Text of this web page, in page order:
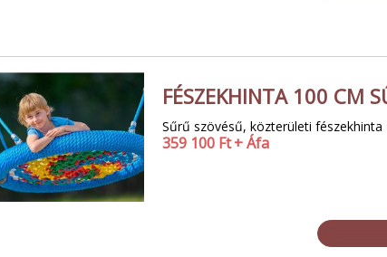
FÉSZEKHINTA 100 CM
Sűrű szövésű, közterületi
359 100 Ft+ Áfa